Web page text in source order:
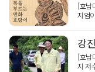
[호남
지엄
[호남
지 저